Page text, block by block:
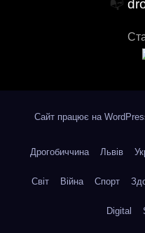
📭
Сайт працює на
Дрогобиччина Львів
Світ Війна Спорт
Digital